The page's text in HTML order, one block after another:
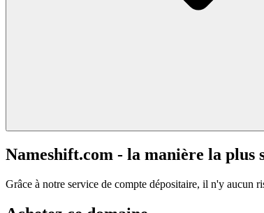
Nameshift.com - la manière la plus
Grâce à notre service de compte dépositaire, il n'y aucun